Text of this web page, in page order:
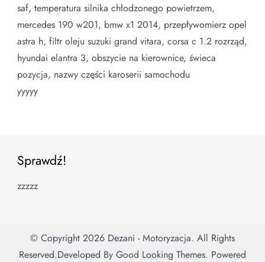
saf, temperatura silnika chłodzonego powietrzem,
mercedes 190 w201, bmw x1 2014, przepływomierz opel
astra h, filtr oleju suzuki grand vitara, corsa c 1.2 rozrząd,
hyundai elantra 3, obszycie na kierownice, świeca
pozycja, nazwy części karoserii samochodu
yyyyy
Sprawdź!
zzzzz
© Copyright 2026 Dezani - Motoryzacja. All Rights
Reserved.Developed By Good Looking Themes. Powered